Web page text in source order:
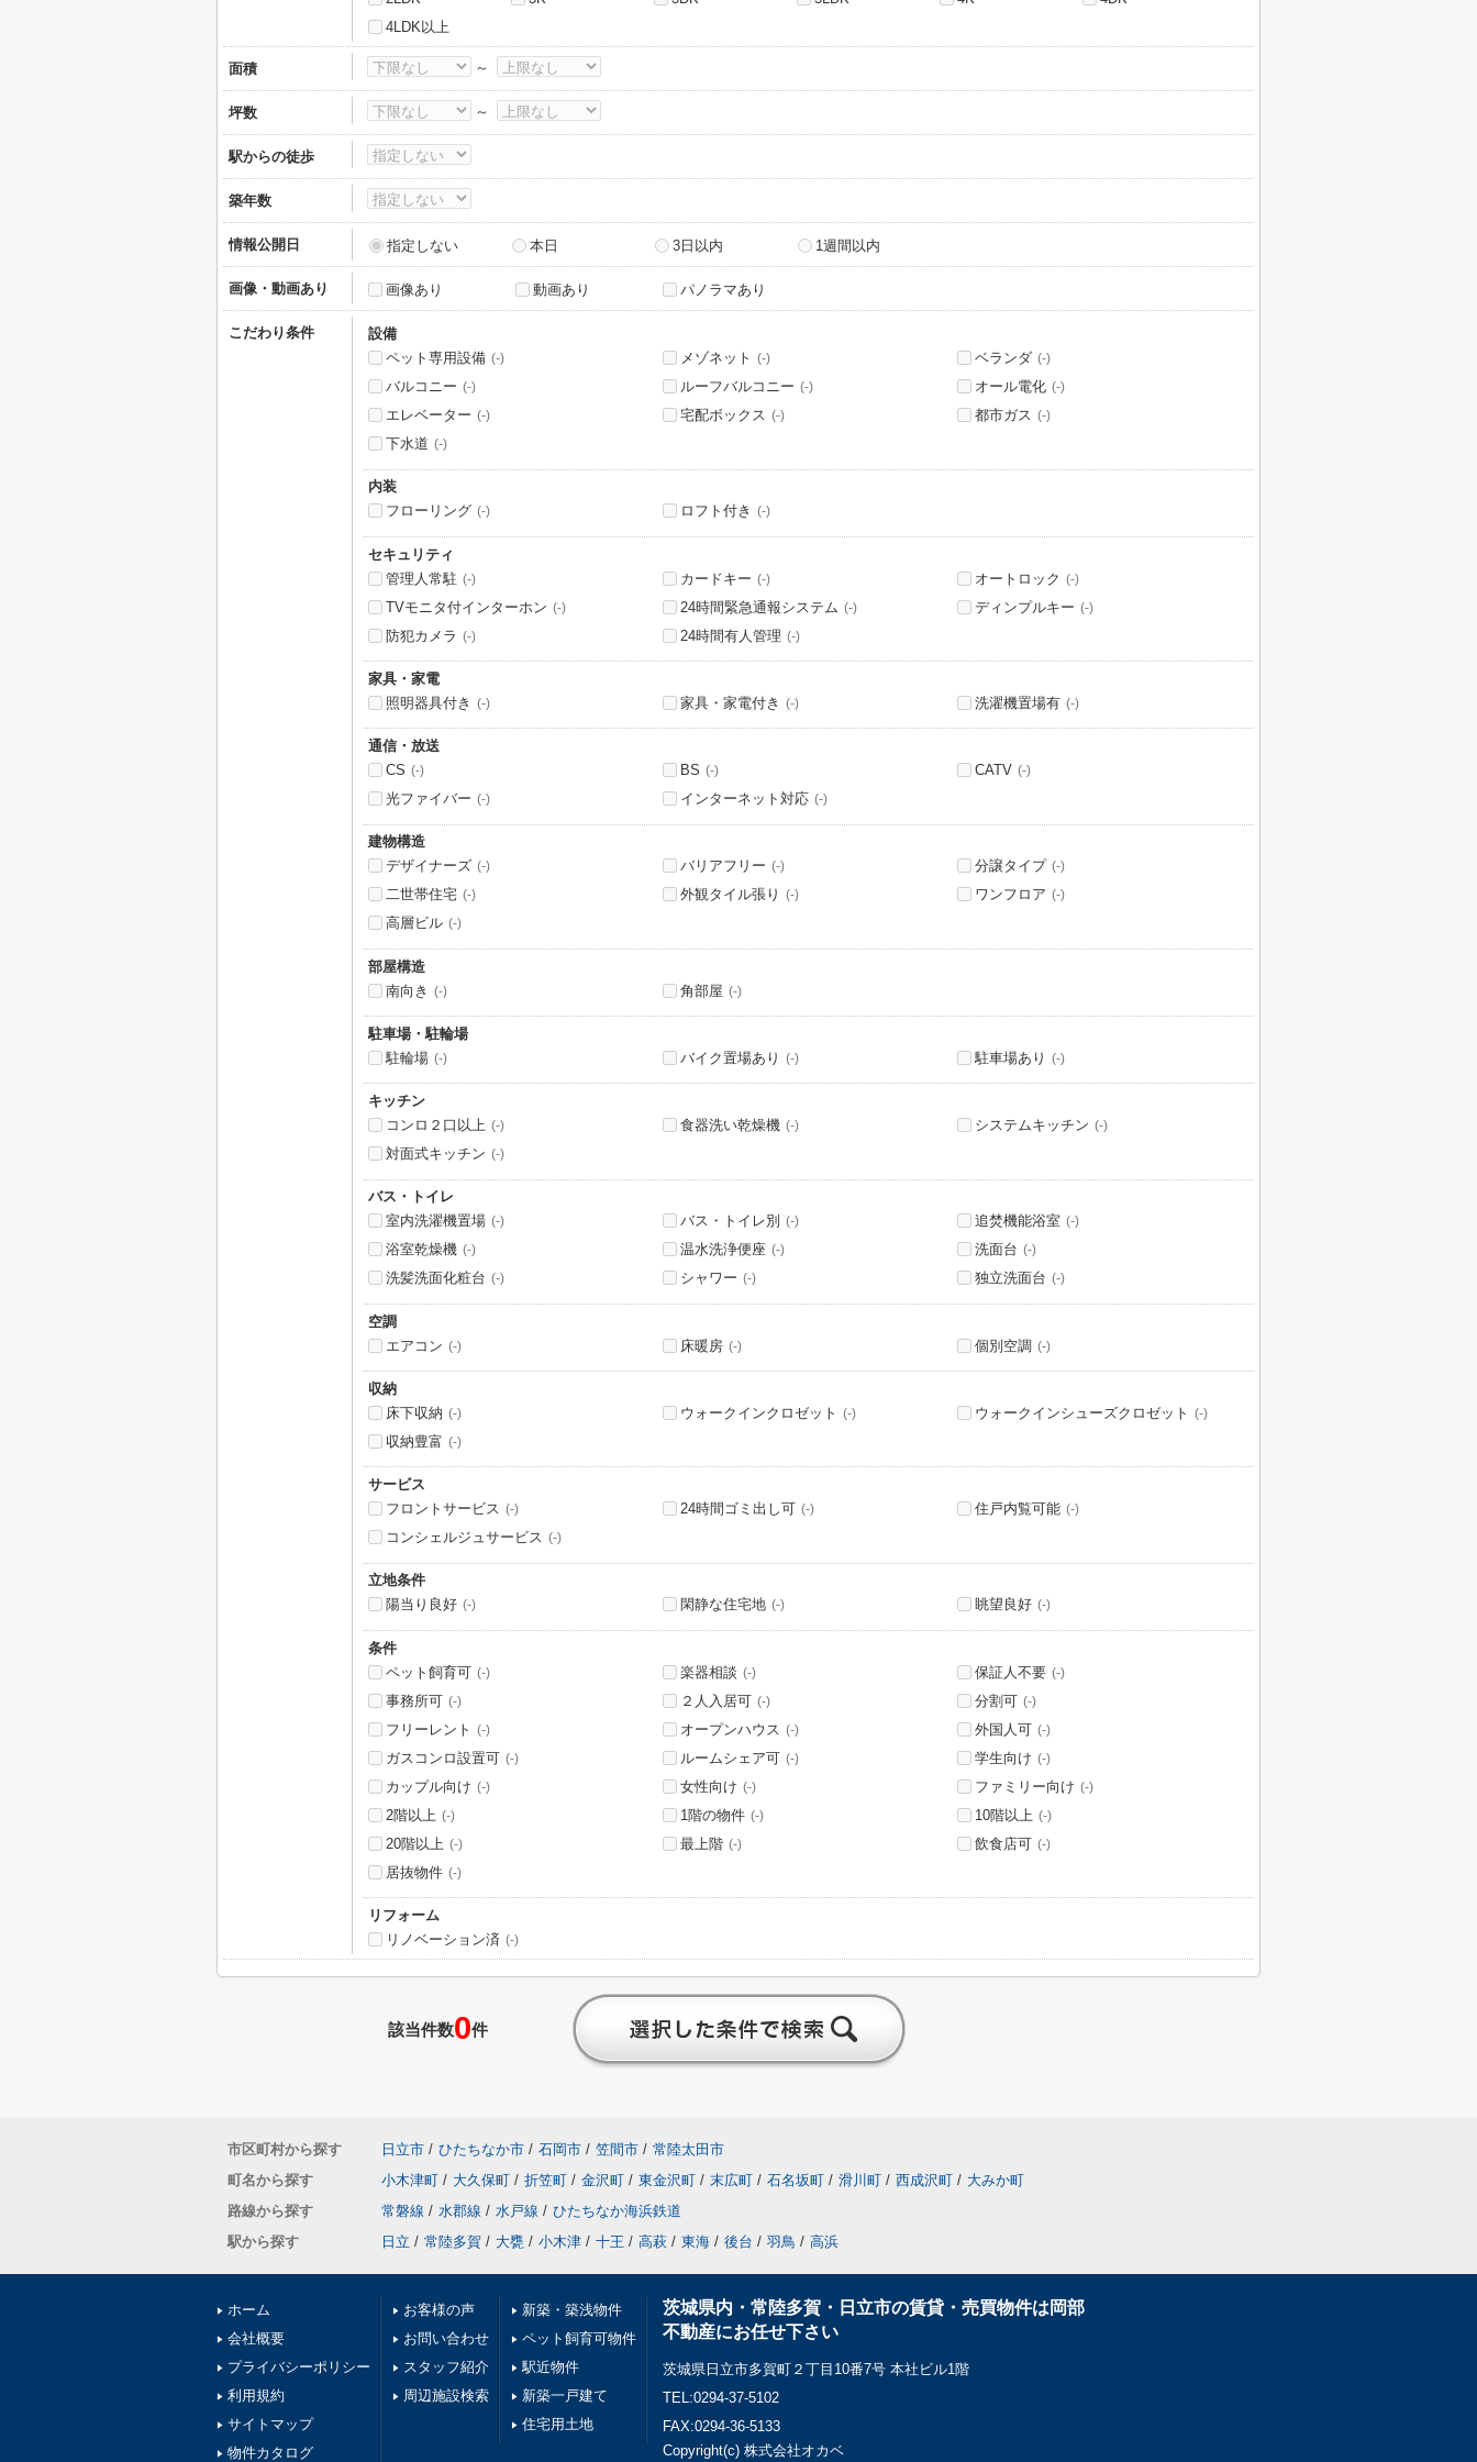
4LDK以上
面積 ～
坪数 ～
駅からの徒歩
築年数
情報公開日 指定しない 本日 3日以内 1週間以内
画像・動画あり 画像あり 動画あり パノラマあり
こだわり条件
設備
ペット専用設備 (-) メゾネット (-) ベランダ (-)
バルコニー (-) ルーフバルコニー (-) オール電化 (-)
エレベーター (-) 宅配ボックス (-) 都市ガス (-)
下水道 (-)
内装
フローリング (-) ロフト付き (-)
セキュリティ
管理人常駐 (-) カードキー (-) オートロック (-)
TVモニタ付インターホン (-) 24時間緊急通報システム (-) ディンプルキー (-)
防犯カメラ (-) 24時間有人管理 (-)
家具・家電
照明器具付き
(-) 家具・家電付き (-) 洗濯機置場有 (-)
通信・放送
CS (-) BS (-) CATV (-)
光ファイバー (-) インターネット対応 (-)
建物構造
デザイナーズ (-) バリアフリー (-) 分譲タイプ (-)
二世帯住宅 (-) 外観タイル張り (-) ワンフロア (-)
高層ビル (-)
部屋構造
南向き
(-) 角部屋 (-)
駐車場・駐輪場
駐輪場 (-) バイク置場あり (-) 駐車場あり (-)
キッチン
コンロ２口以上 (-) 食器洗い乾燥機 (-) システムキッチン (-)
対面式キッチン (-)
バス・トイレ
室内洗濯機置場 (-) バス・トイレ別 (-) 追焚機能浴室 (-)
浴室乾燥機 (-) 温水洗浄便座 (-) 洗面台 (-)
洗髪洗面化粧台 (-) シャワー (-) 独立洗面台 (-)
空調
エアコン (-) 床暖房 (-) 個別空調 (-)
収納
床下収納 (-) ウォークインクロゼット (-) ウォークインシューズクロゼット (-)
収納豊富 (-)
サービス
フロントサービス (-) 24時間ゴミ出し可 (-) 住戸内覧可能 (-)
コンシェルジュサービス (-)
立地条件
陽当り良好 (-) 閑静な住宅地 (-) 眺望良好 (-)
条件
ペット飼育可 (-) 楽器相談 (-) 保証人不要 (-)
事務所可 (-) ２人入居可 (-) 分割可 (-)
フリーレント (-) オープンハウス (-) 外国人可 (-)
ガスコンロ設置可 (-) ルームシェア可 (-) 学生向け (-)
カップル向け (-) 女性向け (-) ファミリー向け (-)
2階以上 (-) 1階の物件 (-) 10階以上 (-)
20階以上 (-) 最上階 (-) 飲食店可 (-)
居抜物件 (-)
リフォーム
リノベーション済 (-)
該当件数0件
市区町村から探す 日立市 / ひたちなか市 / 石岡市 / 笠間市 / 常陸太田市
町名から探す
小木津町 / 大久保町 / 折笠町 / 金沢町 / 東金沢町 / 末広町 / 石名坂町 / 滑川町 / 西成沢町 / 大みか町
路線から探す
常磐線 / 水郡線 / 水戸線 / ひたちなか海浜鉄道
駅から探す
日立 / 常陸多賀 / 大甕 / 小木津 / 十王 / 高萩 / 東海 / 後台 / 羽鳥 / 高浜
ホーム
会社概要
プライバシーポリシー
利用規約
サイトマップ
物件カタログ
お客様の声
お問い合わせ
スタッフ紹介
周辺施設検索
新築・築浅物件
ペット飼育可物件
駅近物件
新築一戸建て
住宅用土地
茨城県内・常陸多賀・日立市の賃貸・売買物件は岡部
不動産にお任せ下さい
茨城県日立市多賀町２丁目10番7号 本社ビル1階
TEL:0294-37-5102
FAX:0294-36-5133
Copyright(c) 株式会社オカベ